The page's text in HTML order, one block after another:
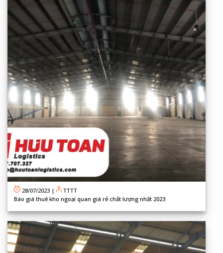
28/07/2023 |
TTTT
Báo giá thuê kho ngoại quan giá rẻ chất lượng nhất 2023